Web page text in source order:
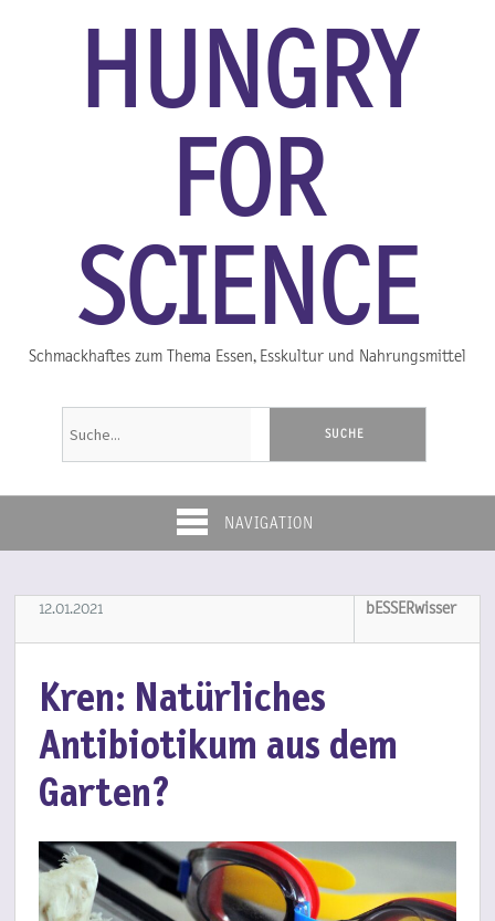
HUNGRY
FOR
SCIENCE
Schmackhaftes zum Thema Essen, Esskultur und Nahrungsmittel
NAVIGATION
12.01.2021 bESSERwisser
Kren: Natürliches
Antibiotikum aus dem
Garten?